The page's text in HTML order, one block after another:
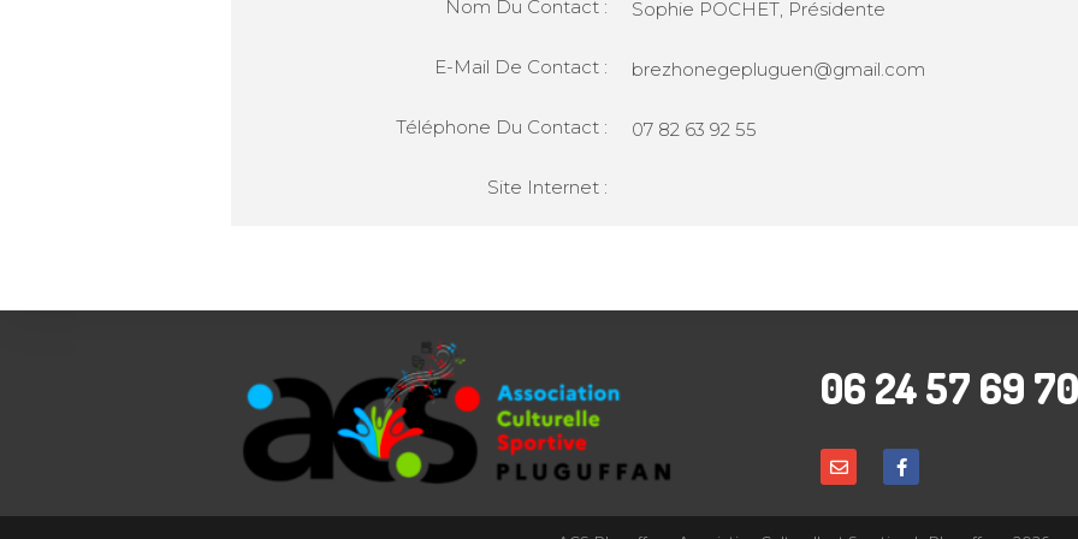
Nom Du Contact : Sophie POCHET, Présidente
E-Mail De Contact : brezhonegepluguen@gmail.com
Téléphone Du Contact : 07 82 63 92 55
Site Internet :
06 24 57 69 70